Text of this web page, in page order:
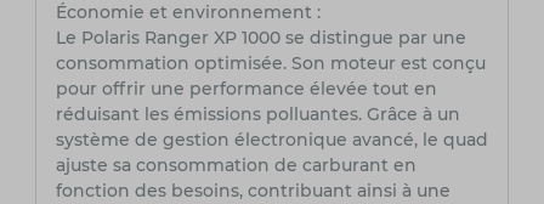
Économie et environnement :
Le Polaris Ranger XP 1000 se distingue par une
consommation optimisée. Son moteur est conçu
pour offrir une performance élevée tout en
réduisant les émissions polluantes. Grâce à un
système de gestion électronique avancé, le quad
ajuste sa consommation de carburant en
fonction des besoins, contribuant ainsi à une